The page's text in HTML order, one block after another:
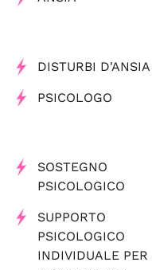
DISTURBI D'ANSIA
PSICOLOGO
SOSTEGNO
PSICOLOGICO
SUPPORTO
PSICOLOGICO
INDIVIDUALE PER